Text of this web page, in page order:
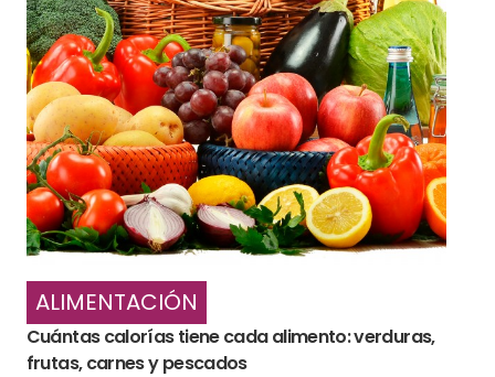
ALIMENTACIÓN
Cuántas calorías tiene cada alimento: verduras,
frutas, carnes y pescados